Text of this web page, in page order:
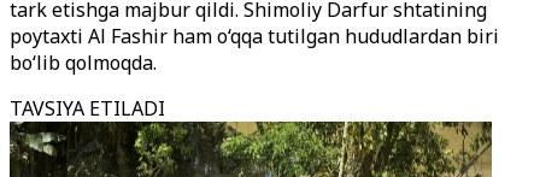
tark etishga majbur qildi. Shimoliy Darfur shtatining
poytaxti Al Fashir ham o‘qqa tutilgan hududlardan biri
bo‘lib qolmoqda.
TAVSIYA ETILADI